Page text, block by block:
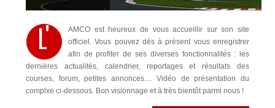
L'
AMCO est heureux de vous accueillir sur son site
officiel. Vous pouvez dès à présent vous enregistrer
afin de profiter de ses diverses fonctionnalités : les
dernières actualités, calendrier, reportages et résultats des
courses, forum, petites annonces.... Vidéo de présentation du
complxe ci-dessous. Bon visionnage et à très bientôt parmi nous !